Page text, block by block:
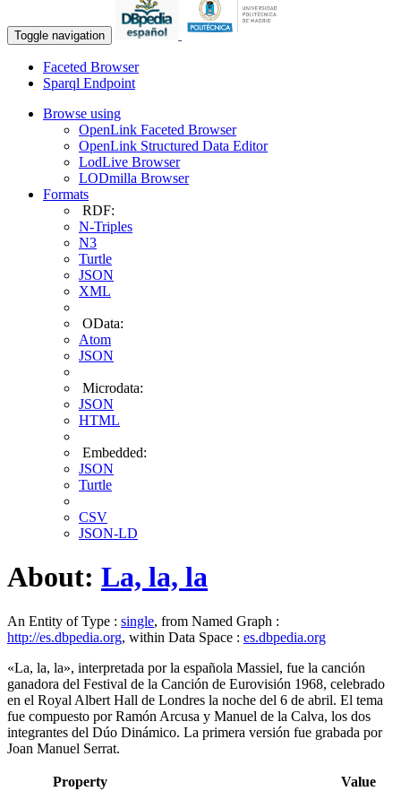
Toggle navigation
Faceted Browser
Sparql Endpoint
Browse using
OpenLink Faceted Browser
OpenLink Structured Data Editor
LodLive Browser
LODmilla Browser
Formats
RDF:
N-Triples
N3
Turtle
JSON
XML
OData:
Atom
JSON
Microdata:
JSON
HTML
Embedded:
JSON
Turtle
CSV
JSON-LD
About: La, la, la
An Entity of Type : single, from Named Graph :
http://es.dbpedia.org, within Data Space : es.dbpedia.org
«La, la, la», interpretada por la española Massiel, fue la canción
ganadora del Festival de la Canción de Eurovisión 1968, celebrado
en el Royal Albert Hall de Londres la noche del 6 de abril. El tema
fue compuesto por Ramón Arcusa y Manuel de la Calva, los dos
integrantes del Dúo Dinámico. La primera versión fue grabada por
Joan Manuel Serrat.
Property Value